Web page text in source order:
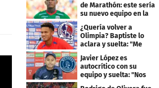
de Marathón: este sería
su nuevo equipo en la
Liga Nacional
¿Quería volver a
Olimpia? Baptiste lo
aclara y suelta: "Me
faltaba un equipo
grande"
Javier López es
autocrítico con su
equipo y suelta: "Nos
costó muchísimo..."